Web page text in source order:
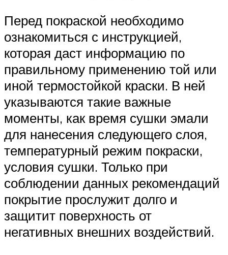
Перед покраской необходимо
ознакомиться с инструкцией,
которая даст информацию по
правильному применению той или
иной термостойкой краски. В ней
указываются такие важные
моменты, как время сушки эмали
для нанесения следующего слоя,
температурный режим покраски,
условия сушки. Только при
соблюдении данных рекомендаций
покрытие прослужит долго и
защитит поверхность от
негативных внешних воздействий.